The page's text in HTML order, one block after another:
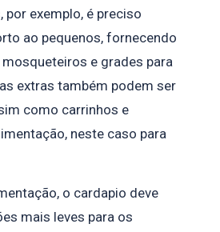
por exemplo, é preciso
ao pequenos, fornecendo
e grades para
extras também podem ser
como carrinhos e
neste caso para
o cardapio deve
mais leves para os